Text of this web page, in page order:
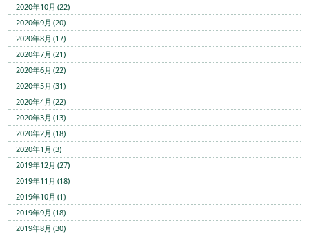
2020年10月 (22)
2020年9月 (20)
2020年8月 (17)
2020年7月 (21)
2020年6月 (22)
2020年5月 (31)
2020年4月 (22)
2020年3月 (13)
2020年2月 (18)
2020年1月 (3)
2019年12月 (27)
2019年11月 (18)
2019年10月 (1)
2019年9月 (18)
2019年8月 (30)